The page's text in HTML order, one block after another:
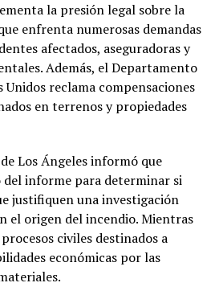
la presión legal sobre la
enfrenta numerosas demandas
afectados, aseguradoras y
Además, el Departamento
Unidos reclama compensaciones
en terrenos y propiedades
Los Ángeles informó que
informe para determinar si
justifiquen una investigación
el origen del incendio. Mientras
civiles destinados a
económicas por las